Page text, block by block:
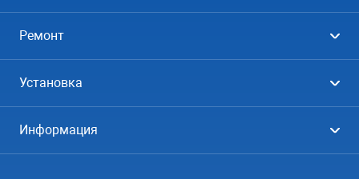
Ремонт
Посудомоечные машины
Установка
Информация